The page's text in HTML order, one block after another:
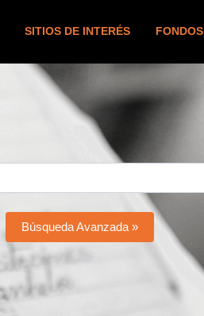
SITIOS DE INTERÉS FONDOS
Búsqueda Avanzada »